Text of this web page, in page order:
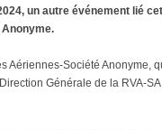
un autre événement lié
Aériennes-Société Anonyme,
Générale de la RVA-